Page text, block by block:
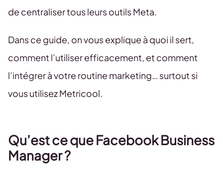
de centraliser tous leurs outils Meta.
Dans ce guide, on vous explique à quoi il sert,
comment l’utiliser efficacement, et comment
l’intégrer à votre routine marketing… surtout si
vous utilisez Metricool.
Qu’est ce que Facebook Business
Manager ?